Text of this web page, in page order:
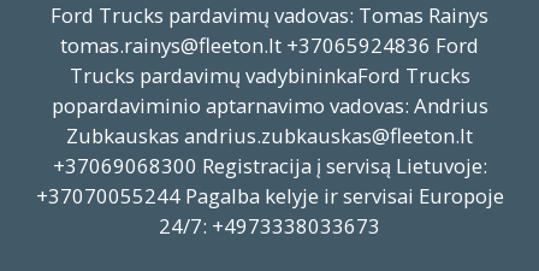
Ford Trucks pardavimų vadovas: Tomas Rainys
tomas.rainys@fleeton.lt +37065924836 Ford
Trucks pardavimų vadybininkaFord Trucks
popardaviminio aptarnavimo vadovas: Andrius
Zubkauskas andrius.zubkauskas@fleeton.lt
+37069068300 Registracija į servisą Lietuvoje:
+37070055244 Pagalba kelyje ir servisai Europoje
24/7: +4973338033673